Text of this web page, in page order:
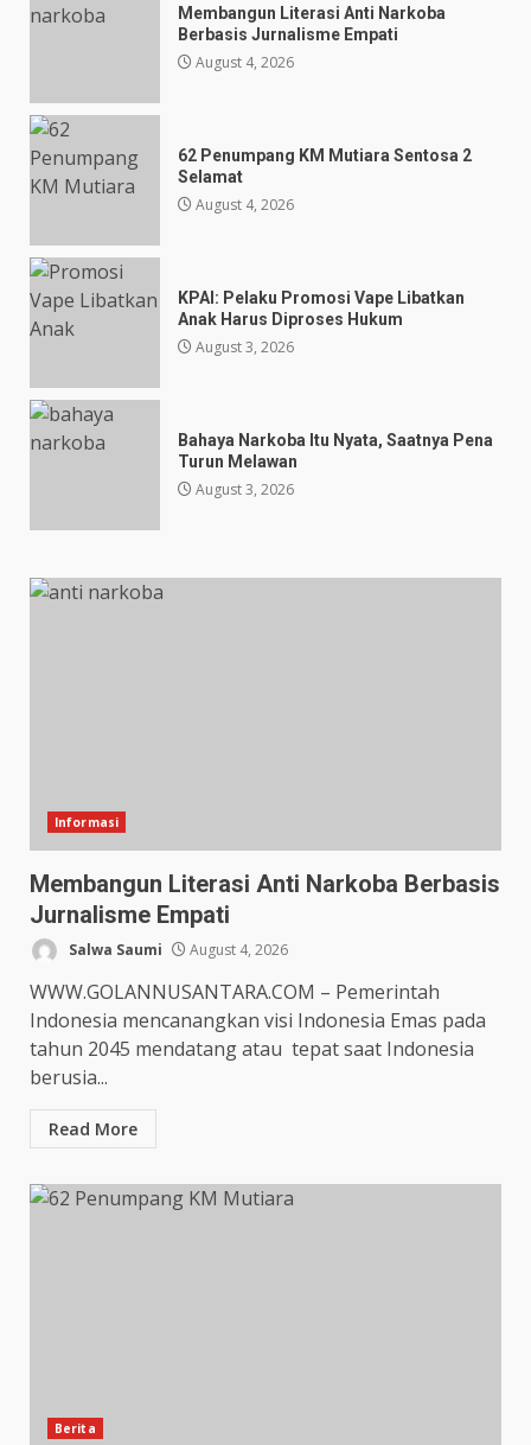
Membangun Literasi Anti Narkoba
Berbasis Jurnalisme Empati
August 4, 2026
62 Penumpang KM Mutiara Sentosa 2
Selamat
August 4, 2026
KPAI: Pelaku Promosi Vape Libatkan
Anak Harus Diproses Hukum
August 3, 2026
Bahaya Narkoba Itu Nyata, Saatnya Pena
Turun Melawan
August 3, 2026
Informasi
Membangun Literasi Anti Narkoba Berbasis
Jurnalisme Empati
Salwa Saumi August 4, 2026
WWW.GOLANNUSANTARA.COM – Pemerintah
Indonesia mencanangkan visi Indonesia Emas pada
tahun 2045 mendatang atau tepat saat Indonesia
berusia...
Read More
Berita